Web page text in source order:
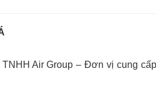
TNHH Air Group – Đơn vị cung